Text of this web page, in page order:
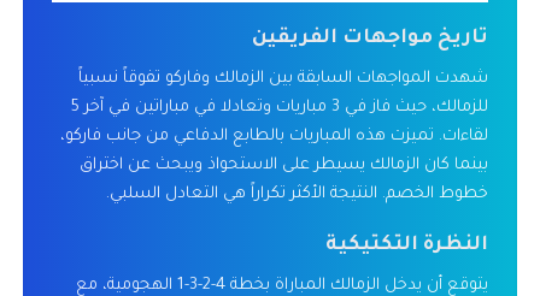
تاريخ مواجهات الفريقين
شهدت المواجهات السابقة بين الزمالك وفاركو تفوقاً نسبياً
للزمالك، حيث فاز في 3 مباريات وتعادلا في مباراتين في آخر 5
لقاءات. تميزت هذه المباريات بالطابع الدفاعي من جانب فاركو،
بينما كان الزمالك يسيطر على الاستحواذ ويبحث عن اختراق
خطوط الخصم. النتيجة الأكثر تكراراً هي التعادل السلبي.
النظرة التكتيكية
يتوقع أن يدخل الزمالك المباراة بخطة 4-2-3-1 الهجومية، مع